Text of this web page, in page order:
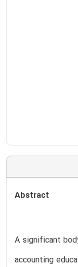
Abstract
A significant
accounting